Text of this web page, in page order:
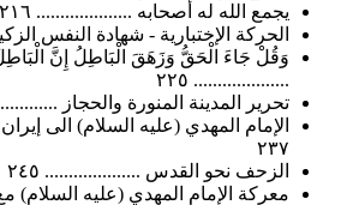
يجمع الله له أصحابه .................... ٢١٦
الحركة الإختبارية - شهادة النفس الزكية
وَقُلْ جَاءَ الْحَقُّ وَزَهَقَ الْبَاطِلُ إِنَّ الْبَاطِلَ كَانَ
.................... ٢٢٥
تحرير المدينة المنورة والحجاز .................... ٢٣٤
الإمام المهدي (عليه السلام) الى إيران
الزحف نحو القدس .................... ٢٤٥
معركة الإمام المهدي (عليه السلام) مع